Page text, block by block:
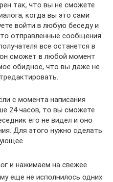
так, что вы не сможете
когда вы это сами
войти в любую беседу и
отправленные сообщения
все останется в
сможет в любой момент
обидное, что вы даже не
с момента написания
24 часов, то вы сможете
его не видел и оно
Для этого нужно сделать
и нажимаем на свежее
еще не исполнилось одних